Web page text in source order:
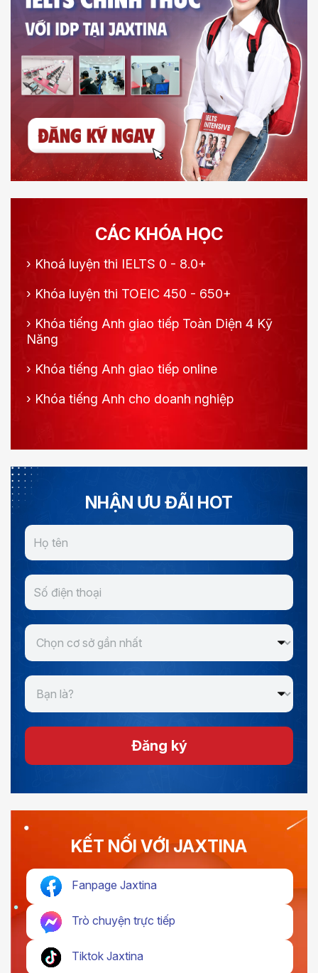
CÁC KHÓA HỌC
› Khoá luyện thi IELTS 0 - 8.0+
› Khóa luyện thi TOEIC 450 - 650+
› Khóa tiếng Anh giao tiếp Toàn Diện 4 Kỹ
Năng
› Khóa tiếng Anh giao tiếp online
› Khóa tiếng Anh cho doanh nghiệp
NHẬN ƯU ĐÃI HOT
Đăng ký
KẾT NỐI VỚI JAXTINA
Fanpage Jaxtina
Trò chuyện trực tiếp
Tiktok Jaxtina